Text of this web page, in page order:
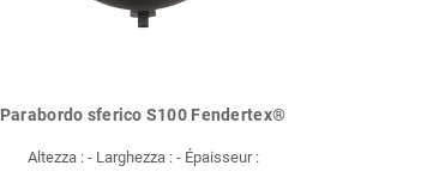
Parabordo sferico S100 Fendertex®
Altezza : - Larghezza : - Épaisseur :